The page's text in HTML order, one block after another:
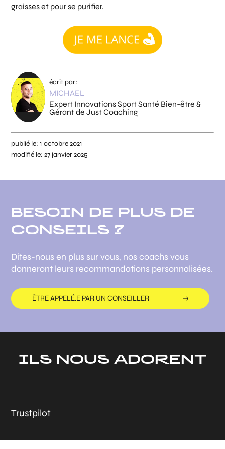
graisseset pour se purifier.
écrit par:
MICHAEL
Expert Innovations Sport Santé Bien-être &
Gérant de Just Coaching
publié le:1 octobre 2021
modifié le:27 janvier 2025
BESOIN DE PLUS DE
CONSEILS ?
Dites-nous en plus sur vous, nos coachs vous
donneront leurs recommandations personnalisées.
ÊTRE APPELÉ.E PAR UN CONSEILLER
ILS NOUS ADORENT
Trustpilot